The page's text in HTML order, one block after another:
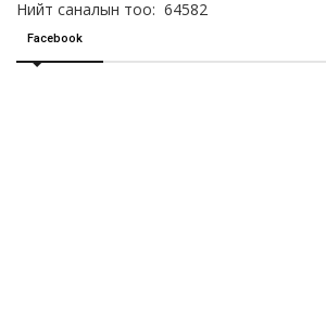
Нийт саналын тоо: 64582
Facebook